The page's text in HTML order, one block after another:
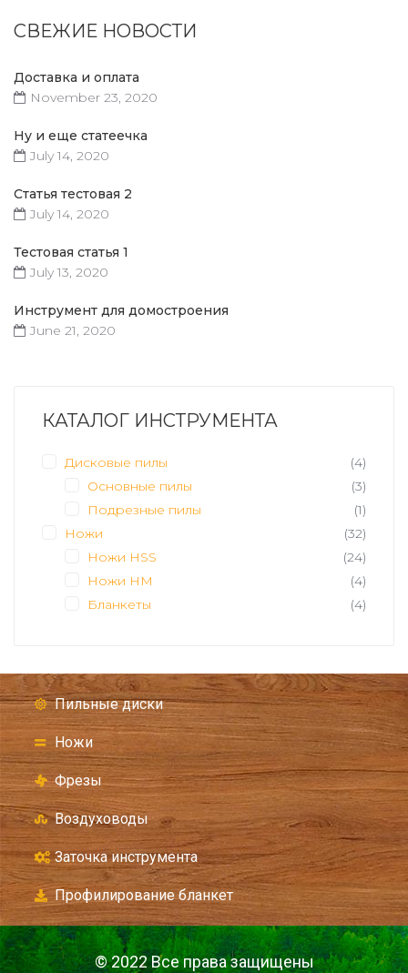
СВЕЖИЕ НОВОСТИ
Доставка и оплата
November 23, 2020
Ну и еще статеечка
July 14, 2020
Статья тестовая 2
July 14, 2020
Тестовая статья 1
July 13, 2020
Инструмент для домостроения
June 21, 2020
КАТАЛОГ ИНСТРУМЕНТА
Дисковые пилы
(4)
Основные пилы
(3)
Подрезные пилы
(1)
Ножи
(32)
Ножи HSS
(24)
Ножи HM
(4)
Бланкеты
(4)
Пильные диски
Ножи
Фрезы
Воздуховоды
Заточка инструмента
Профилирование бланкет
© 2022 Все права защищены